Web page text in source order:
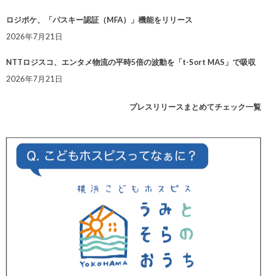
ロジポケ、「パスキー認証（MFA）」機能をリリース
2026年7月21日
NTTロジスコ、エンタメ物流の平時5倍の波動を「t-Sort MAS」で吸収
2026年7月21日
プレスリリースまとめてチェック一覧